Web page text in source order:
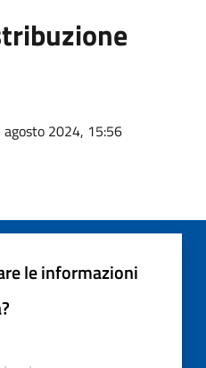
agosto 2024, 15:56
le informazioni